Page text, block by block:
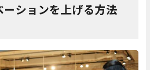
ションを上げる方法